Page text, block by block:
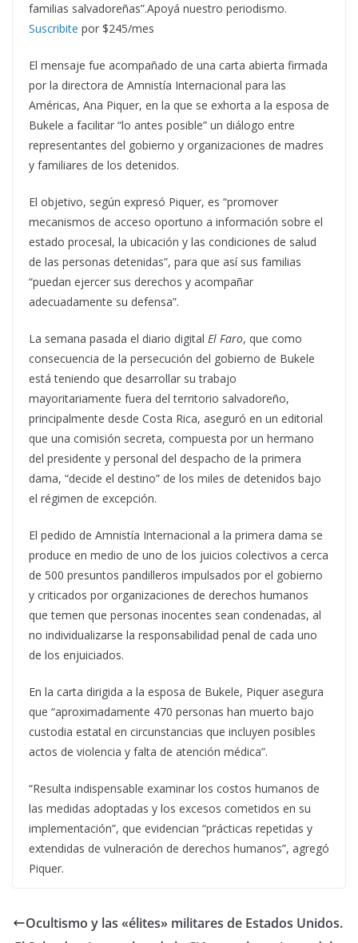
familias salvadoreñas”.Apoyá nuestro periodismo.
Suscribite por $245/mes
El mensaje fue acompañado de una carta abierta firmada
por la directora de Amnistía Internacional para las
Américas, Ana Piquer, en la que se exhorta a la esposa de
Bukele a facilitar “lo antes posible” un diálogo entre
representantes del gobierno y organizaciones de madres
y familiares de los detenidos.
El objetivo, según expresó Piquer, es “promover
mecanismos de acceso oportuno a información sobre el
estado procesal, la ubicación y las condiciones de salud
de las personas detenidas”, para que así sus familias
“puedan ejercer sus derechos y acompañar
adecuadamente su defensa”.
La semana pasada el diario digital El Faro, que como
consecuencia de la persecución del gobierno de Bukele
está teniendo que desarrollar su trabajo
mayoritariamente fuera del territorio salvadoreño,
principalmente desde Costa Rica, aseguró en un editorial
que una comisión secreta, compuesta por un hermano
del presidente y personal del despacho de la primera
dama, “decide el destino” de los miles de detenidos bajo
el régimen de excepción.
El pedido de Amnistía Internacional a la primera dama se
produce en medio de uno de los juicios colectivos a cerca
de 500 presuntos pandilleros impulsados por el gobierno
y criticados por organizaciones de derechos humanos
que temen que personas inocentes sean condenadas, al
no individualizarse la responsabilidad penal de cada uno
de los enjuiciados.
En la carta dirigida a la esposa de Bukele, Piquer asegura
que “aproximadamente 470 personas han muerto bajo
custodia estatal en circunstancias que incluyen posibles
actos de violencia y falta de atención médica”.
“Resulta indispensable examinar los costos humanos de
las medidas adoptadas y los excesos cometidos en su
implementación”, que evidencian “prácticas repetidas y
extendidas de vulneración de derechos humanos”, agregó
Piquer.
Ocultismo y las «élites» militares de Estados Unidos.